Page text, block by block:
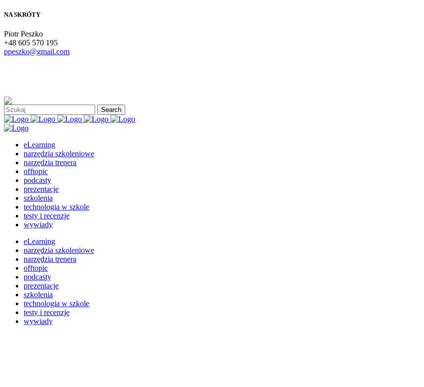
NA SKRÓTY
Piotr Peszko
+48 605 570 195
ppeszko@gmail.com
eLearning
narzędzia szkoleniowe
narzędzia trenera
offtopic
podcasty
prezentacje
szkolenia
technologia w szkole
testy i recenzje
wywiady
eLearning
narzędzia szkoleniowe
narzędzia trenera
offtopic
podcasty
prezentacje
szkolenia
technologia w szkole
testy i recenzje
wywiady